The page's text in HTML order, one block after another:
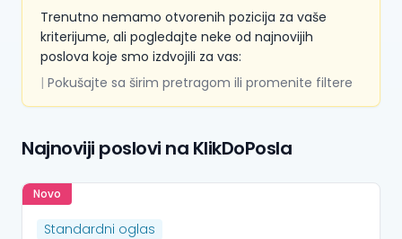
Trenutno nemamo otvorenih pozicija za vaše
kriterijume, ali pogledajte neke od najnovijih
poslova koje smo izdvojili za vas:
| Pokušajte sa širim pretragom ili promenite filtere
Najnoviji poslovi na KlikDoPosla
Novo
Standardni oglas